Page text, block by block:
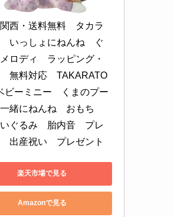
西・送料無料　タカラ
　いっしょにねんね　ぐ
ロディ　ラッピング・
無料対応　TAKARATO
ビーミニー　くまのプー
緒にねんね　おもち
ぐるみ　胎内音　プレ
出産祝い　プレゼント
楽天市場で見る
Amazonで見る